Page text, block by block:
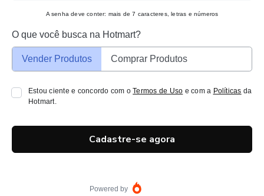
A senha deve conter: mais de 7 caracteres, letras e números
O que você busca na Hotmart?
Vender Produtos Comprar Produtos
Estou ciente e concordo com oTermos de Uso e com a Políticas da
Hotmart.
Cadastre-se agora
Powered by